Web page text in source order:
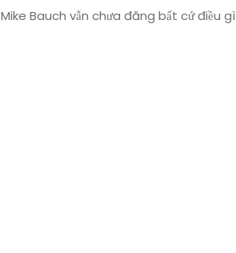
Mike Bauch vẫn chưa đăng bất cứ điều gì